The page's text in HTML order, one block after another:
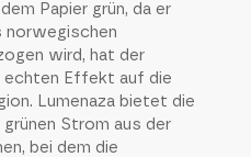
Papier grün, da er
norwegischen
wird, hat der
echten Effekt auf die
Lumenaza bietet die
Strom aus der
bei dem die